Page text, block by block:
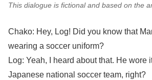
This dialogue is fictional and based on the
Chako: Hey, Log! Did you know that
wearing a soccer uniform?
Log: Yeah, I heard about that. He wore
Japanese national soccer team, right?